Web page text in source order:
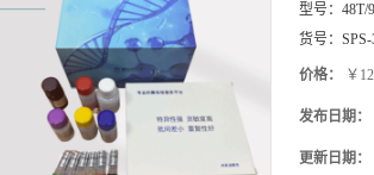
型号： 48T/
货号：
价格： ￥
发布日期：
更新日期：